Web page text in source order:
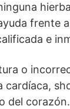
frente
e
o
cardíaca,
del corazón.